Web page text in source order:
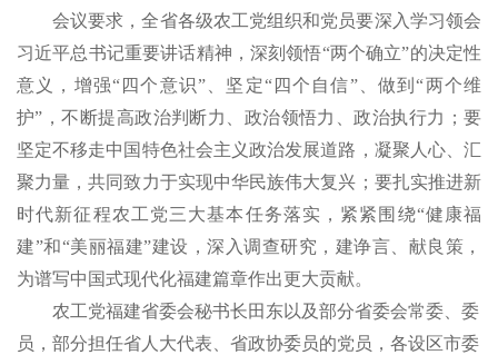
会议要求，全省各级农工党组织和党员要深入学习领会
习近平总书记重要讲话精神，深刻领悟“两个确立”的决定性
意义，增强“四个意识”、坚定“四个自信”、做到“两个维
护”，不断提高政治判断力、政治领悟力、政治执行力；要
坚定不移走中国特色社会主义政治发展道路，凝聚人心、汇
聚力量，共同致力于实现中华民族伟大复兴；要扎实推进新
时代新征程农工党三大基本任务落实，紧紧围绕“健康福
建”和“美丽福建”建设，深入调查研究，建诤言、献良策，
为谱写中国式现代化福建篇章作出更大贡献。
农工党福建省委会秘书长田东以及部分省委会常委、委
员，部分担任省人大代表、省政协委员的党员，各设区市委